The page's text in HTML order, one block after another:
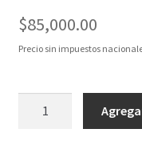
$85,000.00
Precio sin impuestos